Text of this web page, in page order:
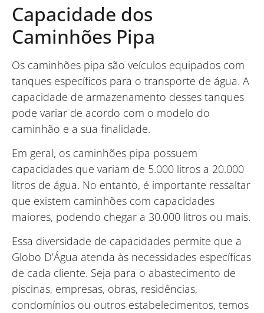
Capacidade dos
Caminhões Pipa
Os caminhões pipa são veículos equipados com
tanques específicos para o transporte de água. A
capacidade de armazenamento desses tanques
pode variar de acordo com o modelo do
caminhão e a sua finalidade.
Em geral, os caminhões pipa possuem
capacidades que variam de 5.000 litros a 20.000
litros de água. No entanto, é importante ressaltar
que existem caminhões com capacidades
maiores, podendo chegar a 30.000 litros ou mais.
Essa diversidade de capacidades permite que a
Globo D’Água atenda às necessidades específicas
de cada cliente. Seja para o abastecimento de
piscinas, empresas, obras, residências,
condomínios ou outros estabelecimentos, temos